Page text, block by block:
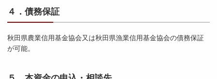
４．債務保証
秋田県農業信用基金協会又は秋田県漁業信用基金協会の債務保証
が可能。